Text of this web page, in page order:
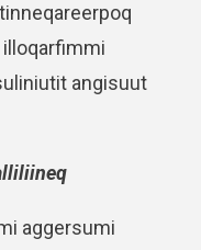
angisuut
aggersumi